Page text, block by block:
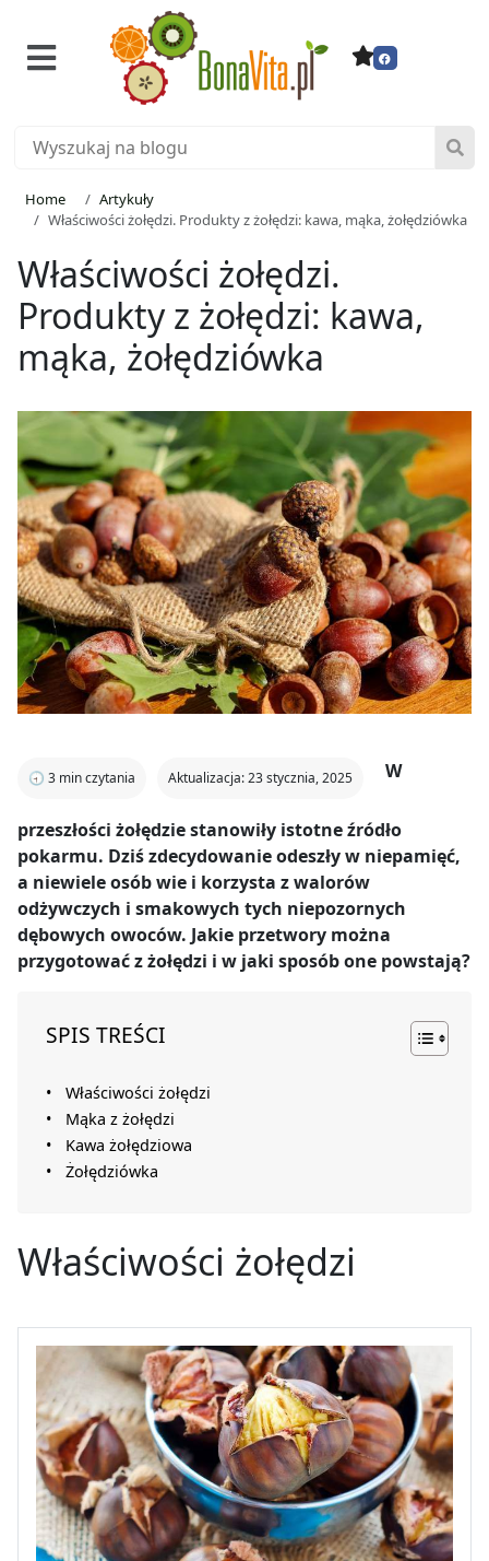
Home
Artykuły
Właściwości żołędzi. Produkty z żołędzi: kawa, mąka, żołędziówka
Właściwości żołędzi.
Produkty z żołędzi: kawa,
mąka, żołędziówka
🕣 3 min czytania Aktualizacja: 23 stycznia, 2025 W
przeszłości żołędzie stanowiły istotne źródło
pokarmu. Dziś zdecydowanie odeszły w niepamięć,
a niewiele osób wie i korzysta z walorów
odżywczych i smakowych tych niepozornych
dębowych owoców. Jakie przetwory można
przygotować z żołędzi i w jaki sposób one powstają?
SPIS TREŚCI
Właściwości żołędzi
Mąka z żołędzi
Kawa żołędziowa
Żołędziówka
Właściwości żołędzi